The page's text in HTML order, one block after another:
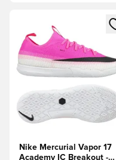
Megnyit egy modált a
Nike Mercurial Vapor 17
Academy IC Breakout -